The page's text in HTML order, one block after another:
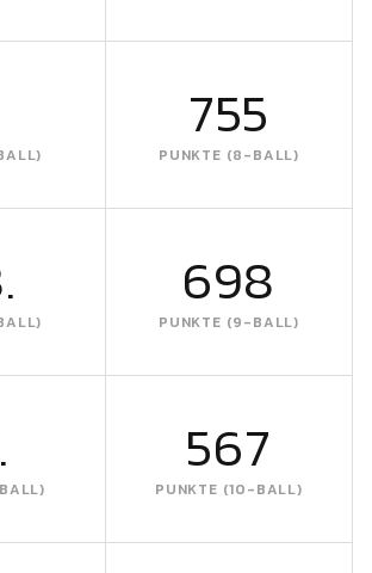
755
PUNKTE (8-BALL)
698
PUNKTE (9-BALL)
567
PUNKTE (10-BALL)